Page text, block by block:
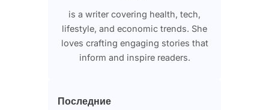
is a writer covering health, tech,
lifestyle, and economic trends. She
loves crafting engaging stories that
inform and inspire readers.
Последние